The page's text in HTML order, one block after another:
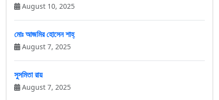
August 10, 2025
মোঃ আজমির হোসেন শাহ্
August 7, 2025
সুসমিতা রায়
August 7, 2025